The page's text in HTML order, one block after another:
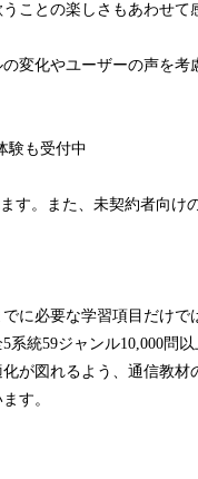
ことの楽しさもあわせて
変化やユーザーの声を考
験も受付中
す。また、未契約者向け
に必要な学習項目だけ
統59ジャンル10,000問
が図れるよう、通信教材
す。